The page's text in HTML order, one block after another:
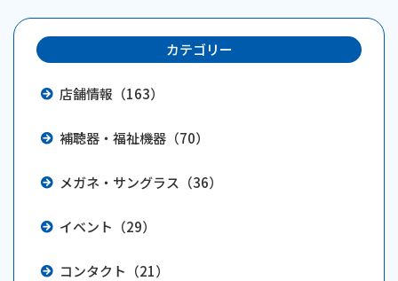
カテゴリー
店舗情報（163）
補聴器・福祉機器（70）
メガネ・サングラス（36）
イベント（29）
コンタクト（21）